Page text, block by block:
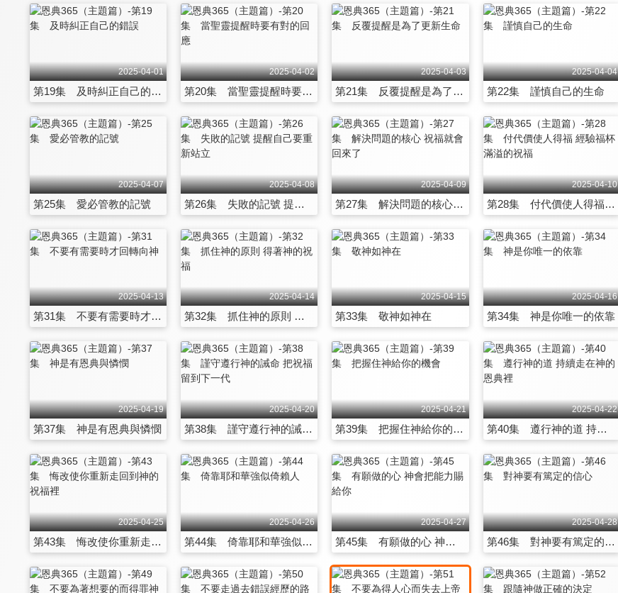
2025-04-01
第19集 及時糾正自己的錯誤
2025-04-02
第20集 當聖靈提醒時要有對的回應
2025-04-03
第21集 反覆提醒是為了更新生命
2025-04-04
第22集 謹慎自己的生命
2025-04-07
第25集 愛必管教的記號
2025-04-08
第26集 失敗的記號 提醒自己要重新站立
2025-04-09
第27集 解決問題的核心 祝福就會回來了
2025-04-10
第28集 付代價使人得福 經驗福杯滿溢的祝福
2025-04-13
第31集 不要有需要時才回轉向神
2025-04-14
第32集 抓住神的原則 得著神的祝福
2025-04-15
第33集 敬神如神在
2025-04-16
第34集 神是你唯一的依靠
2025-04-19
第37集 神是有恩典與憐憫
2025-04-20
第38集 謹守遵行神的誡命 把祝福留到下一代
2025-04-21
第39集 把握住神給你的機會
2025-04-22
第40集 遵行神的道 持續走在神的恩典裡
2025-04-25
第43集 悔改使你重新走回到神的祝福裡
2025-04-26
第44集 倚靠耶和華強似倚賴人
2025-04-27
第45集 有願做的心 神會把能力賜給你
2025-04-28
第46集 對神要有篤定的信心